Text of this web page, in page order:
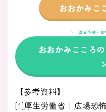
おおかみこ
当日予約・
おおかみこころ
【参考資料】
[1]厚生労働省｜広場恐